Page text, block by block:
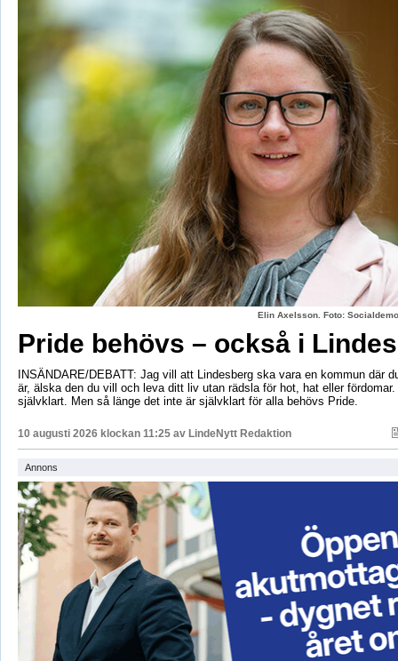
Elin Axelsson. Foto:
Pride behövs – också i
INSÄNDARE/DEBATT: Jag vill att Lindesberg ska vara en kommun där
är, älska den du vill och leva ditt liv utan rädsla för hot, hat eller
självklart. Men så länge det inte är självklart för alla behövs Pride.
10 augusti 2026 klockan 11:25 av LindeNytt Redaktion
Annons